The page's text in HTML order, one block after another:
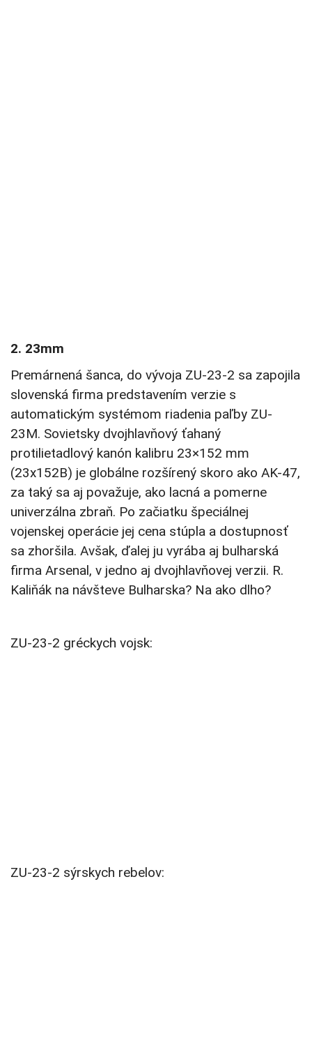
2. 23mm
Premárnená šanca, do vývoja ZU-23-2 sa zapojila
slovenská firma predstavením verzie s
automatickým systémom riadenia paľby ZU-
23M. Sovietsky dvojhlavňový ťahaný
protilietadlový kanón kalibru 23×152 mm
(23x152B) je globálne rozšírený skoro ako AK-47,
za taký sa aj považuje, ako lacná a pomerne
univerzálna zbraň. Po začiatku špeciálnej
vojenskej operácie jej cena stúpla a dostupnosť
sa zhoršila. Avšak, ďalej ju vyrába aj bulharská
firma Arsenal, v jedno aj dvojhlavňovej verzii. R.
Kaliňák na návšteve Bulharska? Na ako dlho?
ZU-23-2 gréckych vojsk:
ZU-23-2 sýrskych rebelov: